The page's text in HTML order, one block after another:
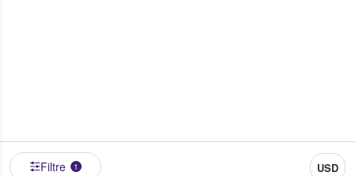
Filtre 1 USD